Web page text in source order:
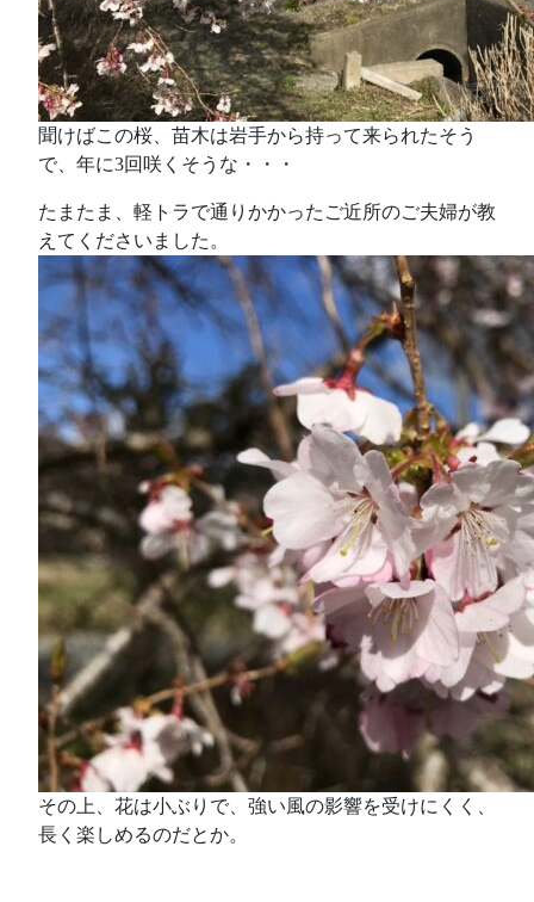
聞けばこの桜、苗木は岩手から持って来られたそう
で、年に3回咲くそうな・・・
たまたま、軽トラで通りかかったご近所のご夫婦が教
えてくださいました。
その上、花は小ぶりで、強い風の影響を受けにくく、
長く楽しめるのだとか。